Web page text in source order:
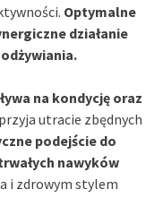
Optymalne
działanie
na kondycję oraz
utracie zbędnych
podejście do
nawyków
i zdrowym stylem